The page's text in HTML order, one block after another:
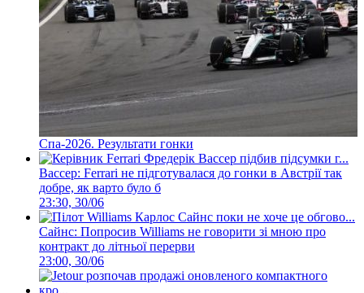
Спа-2026. Результати гонки
Вассер: Ferrari не підготувалася до гонки в Австрії так
добре, як варто було б
23:30, 30/06
Сайнс: Попросив Williams не говорити зі мною про
контракт до літньої перерви
23:00, 30/06